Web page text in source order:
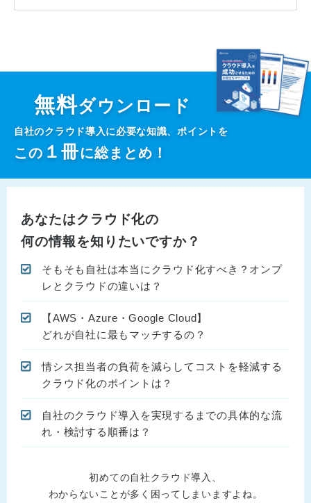
無料ダウンロード
自社のクラウド導入に必要な知識、ポイントを
この １冊に総まとめ！
あなたはクラウド化の
何の情報を知りたいですか？
そもそも自社は本当にクラウド化すべき？オンプ
レとクラウドの違いは？
【AWS・Azure・Google Cloud】
どれが自社に最もマッチするの？
情シス担当者の負荷を減らしてコストを軽減する
クラウド化のポイントは？
自社のクラウド導入を実現するまでの具体的な流
れ・検討する順番は？
初めての自社クラウド導入、
わからないことが多く困ってしまいますよね。